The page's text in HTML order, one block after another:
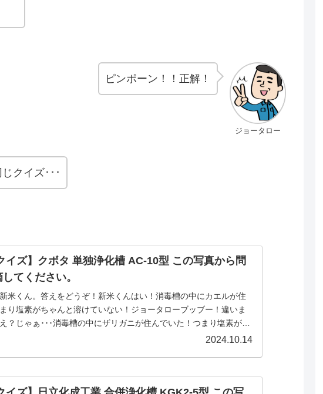
ジョータロー
ピンポーン！！正解！
クイズ･･･
イズ】クボタ 単独浄化槽 AC-10型 この写真から問
てください。
米くん。答えをどうぞ！新米くんはい！消毒槽の中にカエルが住
り塩素がちゃんと溶けていない！ジョータローブッブー！違いま
？じゃぁ･･･消毒槽の中にザリガニが住んでいた！つまり塩素がち
2024.10.14